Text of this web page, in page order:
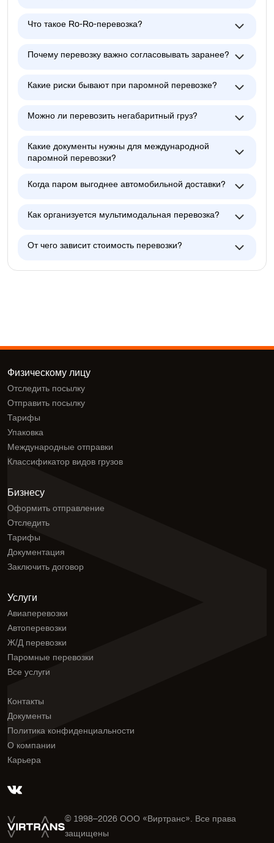
Что такое Ro-Ro-перевозка?
Почему перевозку важно согласовывать заранее?
Какие риски бывают при паромной перевозке?
Можно ли перевозить негабаритный груз?
Какие документы нужны для международной
паромной перевозки?
Когда паром выгоднее автомобильной доставки?
Как организуется мультимодальная перевозка?
От чего зависит стоимость перевозки?
© 1998–2026ООО «Виртранс». Все права
защищены
Физическому лицу
Отследить посылку
Отправить посылку
Тарифы
Упаковка
Международные отправки
Классификатор видов грузов
Бизнесу
Оформить отправление
Отследить
Тарифы
Документация
Заключить договор
Услуги
Авиаперевозки
Автоперевозки
Ж/Д перевозки
Паромные перевозки
Все услуги
Контакты
Документы
Политика конфиденциальности
О компании
Карьера